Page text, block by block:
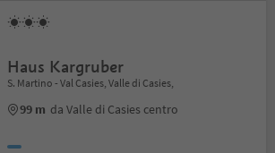
Haus Kargruber
S. Martino - Val Casies, Valle di Casies,
99 m da Valle di Casies centro